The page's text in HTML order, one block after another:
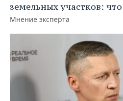
земельных участков:
Мнение эксперта